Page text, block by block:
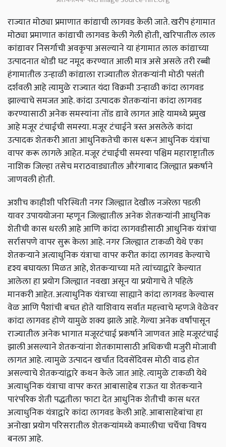
राज्यात मोठ्या प्रमाणात कांद्याची लागवड केली जाते. खरीप हंगामात
मोठ्या प्रमाणात कांद्याची लागवड केली गेली होती, खरिपातील लाल
कांद्यावर निसर्गाची अवकृपा असल्याने या हंगामात लाल कांद्याच्या
उत्पादनात थोडी घट नमूद करण्यात आली मात्र असे असले तरी रब्बी
हंगामातील उन्हाळी कांद्याला राज्यातील शेतकऱ्यांनी मोठी पसंती
दर्शवली आहे त्यामुळे राज्यात यंदा विक्रमी उन्हाळी कांदा लागवड
झाल्याचे समजत आहे. कांदा उत्पादक शेतकऱ्यांना कांदा लागवड
करण्यासाठी अनेक समस्यांना तोंड द्यावे लागत आहे यामध्ये प्रमुख
आहे मजूर टंचाईची समस्या. मजूर टंचाईने त्रस्त असलेले कांदा
उत्पादक शेतकरी आता आधुनिकतेची कास धरून आधुनिक यंत्रांचा
वापर करू लागले आहेत. मजूर टंचाईची समस्या पश्चिम महाराष्ट्रातील
नाशिक जिल्हा तसेच मराठवाड्यातील औरंगाबाद जिल्ह्यात प्रकर्षाने
जाणवली होती.
अशीच काहीशी परिस्थिती नगर जिल्ह्यात देखील नजरेला पडली
यावर उपाययोजना म्हणून जिल्ह्यातील अनेक शेतकऱ्यांनी आधुनिक
शेतीची कास धरली आहे आणि कांदा लागवडीसाठी आधुनिक यंत्रांचा
सर्रासपणे वापर सुरू केला आहे. नगर जिल्ह्यात टाकळी येथे एका
शेतकऱ्याने अत्याधुनिक यंत्राचा वापर करीत कांदा लागवड केल्याचे
दृश्य बघायला मिळत आहे, शेतकऱ्याच्या मते त्यांच्याद्वारे केल्यात
आलेला हा प्रयोग जिल्ह्यात नवखा असून या प्रयोगाचे ते पहिले
मानकरी आहेत. अत्याधुनिक यंत्राच्या साह्याने कांदा लागवड केल्यास
वेळ आणि पैशांची बचत होते याशिवाय सर्वात महत्त्वाचे म्हणजे वेळेवर
कांदा लागवड होणे यामुळे शक्य झाले आहे. गेल्या अनेक वर्षांपासून
राज्यातील अनेक भागात मजूरटंचाई प्रकर्षाने जाणवत आहे मजूरटंचाई
झाली असल्याने शेतकऱ्यांना शेतकामासाठी अधिकची मजुरी मोजावी
लागत आहे. त्यामुळे उत्पादन खर्चात दिवसेंदिवस मोठी वाढ होत
असल्याचे शेतकऱ्यांद्वारे कथन केले जात आहे. त्यामुळे टाकळी येथे
अत्याधुनिक यंत्राचा वापर करत आबासाहेब राऊत या शेतकऱ्याने
पारंपरिक शेती पद्धतीला फाटा देत आधुनिक शेतीची कास धरत
अत्याधुनिक यंत्राद्वारे कांदा लागवड केली आहे. आबासाहेबांचा हा
अनोखा प्रयोग परिसरातील शेतकऱ्यांमध्ये कमालीचा चर्चेचा विषय
बनला आहे.